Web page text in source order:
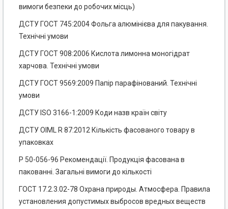
вимоги безпеки до робочих місць)
ДСТУ ГОСТ 745:2004 Фольга алюмінієва для пакування.
Технічні умови
ДСТУ ГОСТ 908:2006 Кислота лимонна моногідрат
харчова. Технічні умови
ДСТУ ГОСТ 9569:2009 Папір парафінований. Технічні
умови
ДСТУ ISO 3166-1:2009 Коди назв країн світу
ДСТУ OIML R 87:2012 Кількість фасованого товару в
упаковках
Р 50-056-96 Рекомендації. Продукція фасована в
пакованні. Загальні вимоги до кількості
ГОСТ 17.2.3.02-78 Охрана природы. Атмосфера. Правила
установления допустимых выбросов вредных веществ